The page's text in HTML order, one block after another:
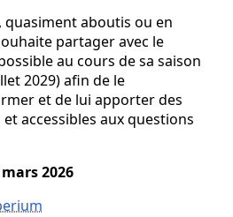
quasiment aboutis ou en
partager avec le
au cours de sa saison
2029) afin de le
et de lui apporter des
accessibles aux questions
2026